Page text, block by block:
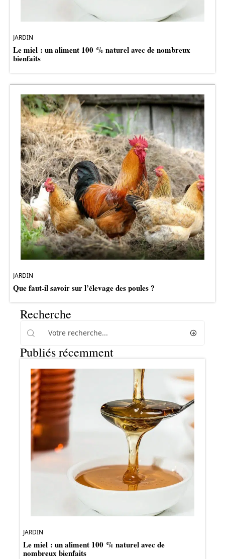
JARDIN
Le miel : un aliment 100 % naturel avec de nombreux
bienfaits
JARDIN
Que faut-il savoir sur l’élevage des poules ?
Recherche
Publiés récemment
JARDIN
Le miel : un aliment 100 % naturel avec de
nombreux bienfaits